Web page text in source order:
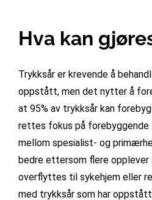
Hva kan
Trykksår er krevende å
oppstått, men det nytter å
at 95% av trykksår kan
rettes fokus på forebyggende
mellom spesialist- og
bedre ettersom flere opplever
overflyttes til sykehjem eller
med trykksår som har